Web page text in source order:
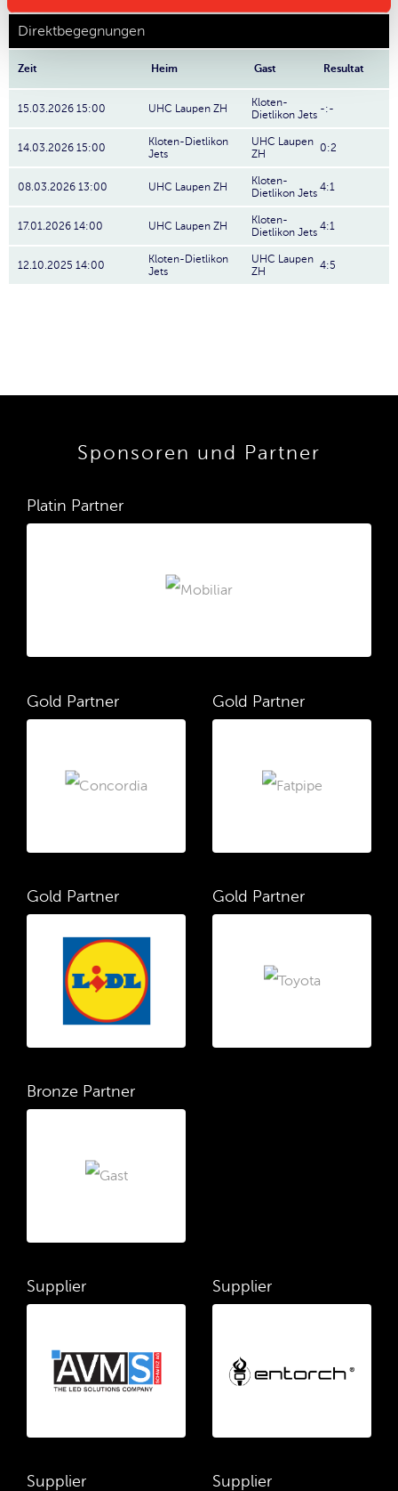
Direktbegegnungen
Zeit Heim Gast Resultat
15.03.2026 15:00 UHC Laupen ZH
Kloten-
Dietlikon Jets -:-
14.03.2026 15:00
Kloten-Dietlikon
Jets
UHC Laupen
ZH
0:2
08.03.2026 13:00 UHC Laupen ZH
Kloten-
Dietlikon Jets 4:1
17.01.2026 14:00 UHC Laupen ZH
Kloten-
Dietlikon Jets 4:1
12.10.2025 14:00
Kloten-Dietlikon
Jets
UHC Laupen
ZH
4:5
Sponsoren und Partner
Platin Partner
Gold Partner Gold Partner
Gold Partner Gold Partner
Bronze Partner
Supplier Supplier
Supplier Supplier